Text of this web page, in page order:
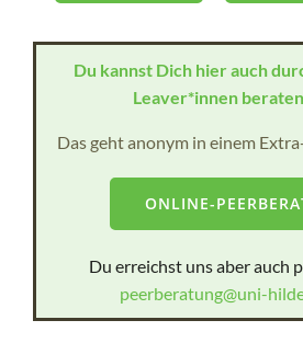
Du kannst Dich hier auch
Leaver*innen
Das geht anonym in einem
ONLINE-
Du erreichst uns aber auch
peerberatung@uni-